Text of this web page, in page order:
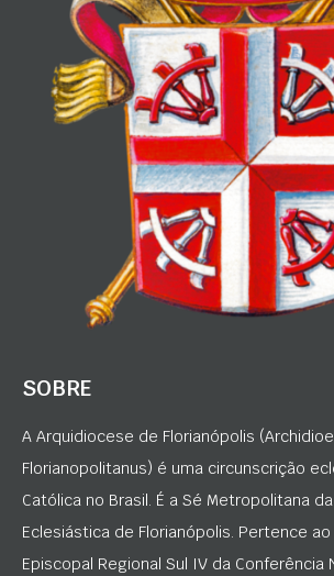
SOBRE
A Arquidiocese de Florianópolis
Florianopolitanus) é uma circunscrição
Católica no Brasil. É a Sé Metropolitana
Eclesiástica de Florianópolis. Pertence ao
Episcopal Regional Sul IV da Conferência